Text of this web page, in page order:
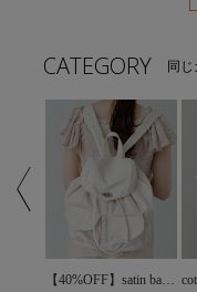
CATEGORY 同
【40%OFF】satin backpack～ｻﾃﾝﾊﾞｯｸﾊﾟｯｸ